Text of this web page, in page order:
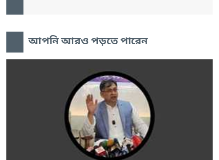
আপনি আরও পড়তে পারেন